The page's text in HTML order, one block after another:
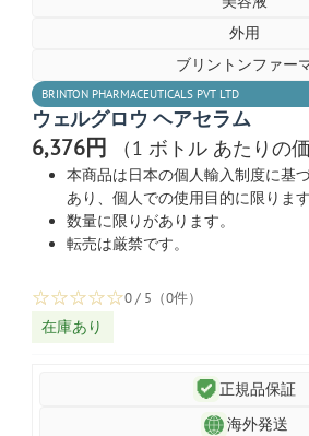
外用
ブリントンファー
BRINTON PHARMACEUTICALS PVT LTD
ウェルグロウ ヘアセラム
6,376円 （1 ボトル あたりの価
本商品は日本の個人輸入制度に基
あり、個人での使用目的に限ります
数量に限りがあります。
転売は厳禁です。
☆☆☆☆☆0 / 5（0件）
在庫あり
正規品保証
海外発送